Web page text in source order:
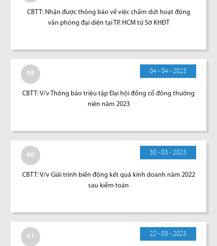
CBTT: Nhận được thông báo về việc chấm dứt hoạt động
văn phòng đại diện tại TP. HCM từ Sở KHĐT
59 04 - 04 - 2023
CBTT: V/v Thông báo triệu tập Đại hội đồng cổ đông thường
niên năm 2023
60 30 - 03 - 2023
CBTT: V/v Giải trình biến động kết quả kinh doanh năm 2022
sau kiểm toán
61 22 - 03 - 2023